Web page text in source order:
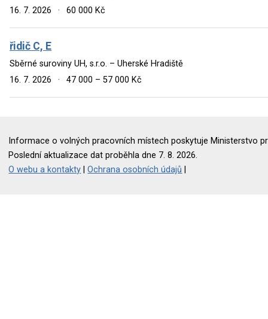
16. 7. 2026
· 60 000 Kč
řidič C, E
Sběrné suroviny UH, s.r.o. – Uherské Hradiště
16. 7. 2026
· 47 000 – 57 000 Kč
Informace o volných pracovních místech poskytuje Ministerstvo
Poslední aktualizace dat proběhla dne 7. 8. 2026.
O webu a kontakty |Ochrana osobních údajů